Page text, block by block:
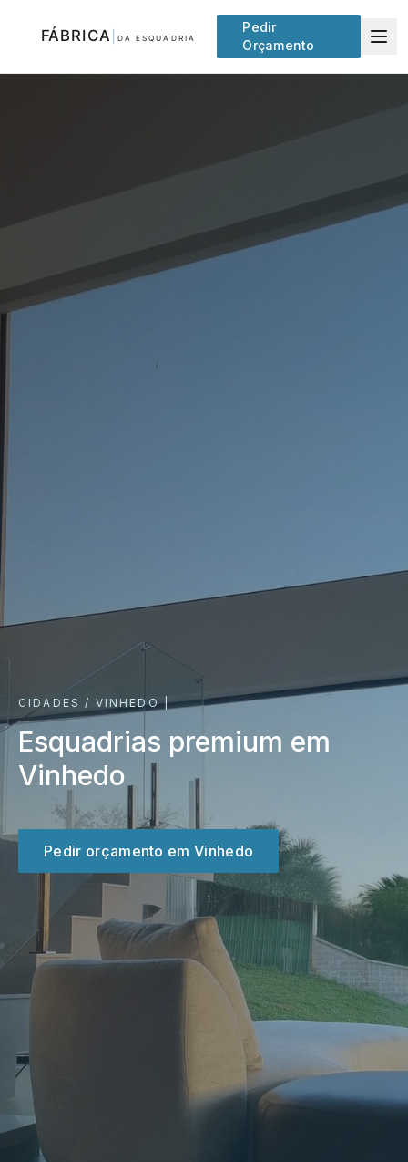
Pedir
Orçamento
CIDADES / VINHEDO|
Esquadrias premium em
Vinhedo
Pedir orçamento emVinhedo